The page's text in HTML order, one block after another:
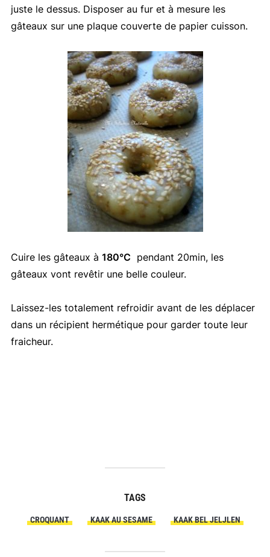
juste le dessus. Disposer au fur et à mesure les
gâteaux sur une plaque couverte de papier cuisson.
Cuire les gâteaux à 180°C pendant 20min, les
gâteaux vont revêtir une belle couleur.
Laissez-les totalement refroidir avant de les déplacer
dans un récipient hermétique pour garder toute leur
fraicheur.
TAGS
CROQUANT KAAK AU SESAME KAAK BEL JELJLEN